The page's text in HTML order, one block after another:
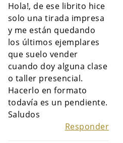
Hola!, de ese librito hice
solo una tirada impresa
y me están quedando
los últimos ejemplares
que suelo vender
cuando doy alguna clase
o taller presencial.
Hacerlo en formato
todavía es un pendiente.
Saludos
Responder